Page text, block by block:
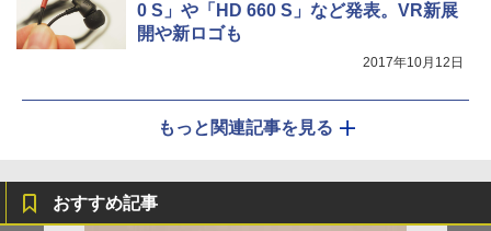
0 S」や「HD 660 S」など発表。VR新展
開や新ロゴも
2017年10月12日
もっと関連記事を見る
おすすめ記事